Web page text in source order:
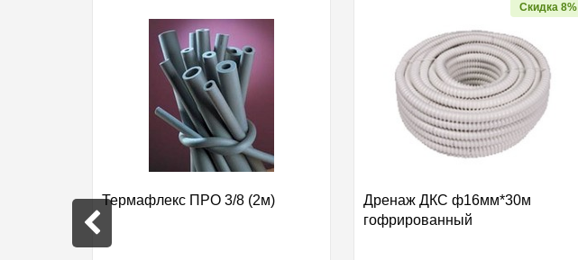
Термафлекс ПРО 3/8 (2м)
Скидка 8%
Дренаж ДКС ф16мм*30м
гофрированный